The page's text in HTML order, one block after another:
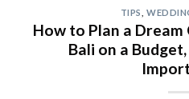
TIPS
How to Plan a Dream
Bali on a